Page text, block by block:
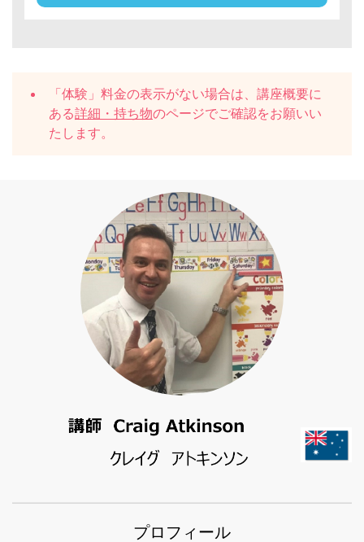
「体験」料金の表示がない場合は、講座概要に
ある詳細・持ち物のページでご確認をお願いい
たします。
プロフィール